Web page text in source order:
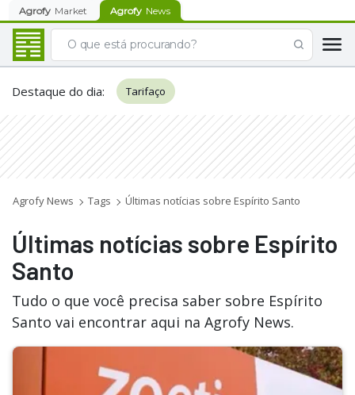
Agrofy Market Agrofy News
Destaque do dia: Tarifaço
Agrofy News Tags Últimas notícias sobre Espírito Santo
Últimas notícias sobre Espírito
Santo
Tudo o que você precisa saber sobre Espírito
Santo vai encontrar aqui na Agrofy News.